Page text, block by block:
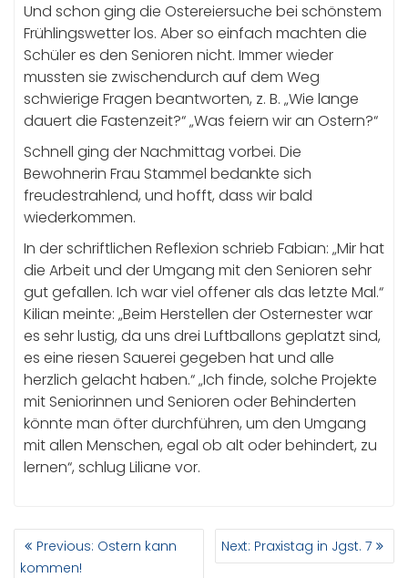
Und schon ging die Ostereiersuche bei schönstem
Frühlingswetter los. Aber so einfach machten die
Schüler es den Senioren nicht. Immer wieder
mussten sie zwischendurch auf dem Weg
schwierige Fragen beantworten, z. B. „Wie lange
dauert die Fastenzeit?“ „Was feiern wir an Ostern?“
Schnell ging der Nachmittag vorbei. Die
Bewohnerin Frau Stammel bedankte sich
freudestrahlend, und hofft, dass wir bald
wiederkommen.
In der schriftlichen Reflexion schrieb Fabian: „Mir hat
die Arbeit und der Umgang mit den Senioren sehr
gut gefallen. Ich war viel offener als das letzte Mal.“
Kilian meinte: „Beim Herstellen der Osternester war
es sehr lustig, da uns drei Luftballons geplatzt sind,
es eine riesen Sauerei gegeben hat und alle
herzlich gelacht haben.“ „Ich finde, solche Projekte
mit Seniorinnen und Senioren oder Behinderten
könnte man öfter durchführen, um den Umgang
mit allen Menschen, egal ob alt oder behindert, zu
lernen“, schlug Liliane vor.
BEITRAGSNAVIGATION
Previous: Previous
Ostern kann
kommen!
Next: Next
post:
Praxistag in Jgst. 7